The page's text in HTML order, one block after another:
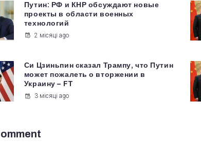
Путин: РФ и КНР обсуждают новые
проекты в области военных
технологий
2 місяці ago
Си Цзиньпин сказал Трампу, что Путин
может пожалеть о вторжении в
Украину – FT
3 місяці ago